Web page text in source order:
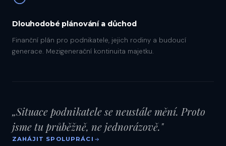
Dlouhodobé plánování a důchod
Finanční plán pro podnikatele, jejich rodiny a budoucí
generace. Mezigenerační kontinuita majetku.
„Situace podnikatele se neustále mění. Proto
jsme tu průběžně, ne jednorázově."
ZAHÁJIT SPOLUPRÁCI